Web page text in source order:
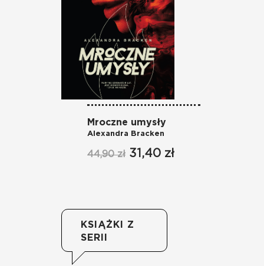
Mroczne umysły
Alexandra Bracken
44,90 zł 31,40 zł
KSIĄŻKI Z
SERII